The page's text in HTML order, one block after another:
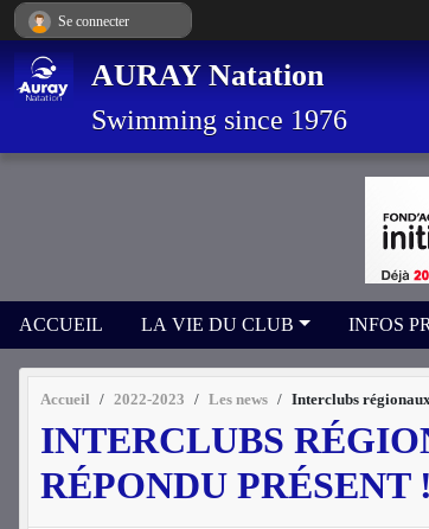
AURAY Natation
Swimming since 1976
ACCUEIL LA VIE DU CLUB INFOS
Accueil 2022-2023 Les news Interclubs
INTERCLUBS
RÉPONDU PRÉSENT !
Se connecter
Panneau de gestion des cookies